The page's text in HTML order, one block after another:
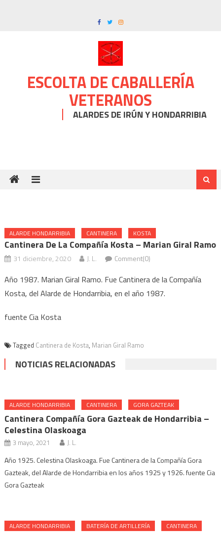
ESCOLTA DE CABALLERÍA
VETERANOS
ALARDES DE IRÚN Y HONDARRIBIA
ALARDE HONDARRIBIA CANTINERA KOSTA
Cantinera De La Compañía Kosta – Marian Giral Ramo
31 diciembre, 2020 J. L. Comment(0)
Año 1987. Marian Giral Ramo. Fue Cantinera de la Compañía
Kosta, del Alarde de Hondarribia, en el año 1987.
fuente Cia Kosta
Tagged Cantinera de Kosta, Marian Giral Ramo
NOTICIAS RELACIONADAS
ALARDE HONDARRIBIA CANTINERA GORA GAZTEAK
Cantinera Compañía Gora Gazteak de Hondarribia –
Celestina Olaskoaga
3 mayo, 2021 J. L.
Año 1925. Celestina Olaskoaga. Fue Cantinera de la Compañía Gora
Gazteak, del Alarde de Hondarribia en los años 1925 y 1926. fuente Cia
Gora Gazteak
ALARDE HONDARRIBIA BATERÍA DE ARTILLERÍA CANTINERA